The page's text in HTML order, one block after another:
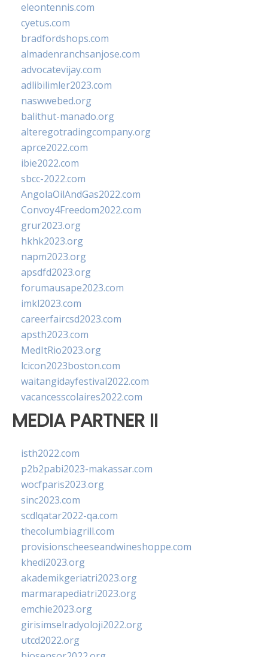
eleontennis.com
cyetus.com
bradfordshops.com
almadenranchsanjose.com
advocatevijay.com
adlibilimler2023.com
naswwebed.org
balithut-manado.org
alteregotradingcompany.org
aprce2022.com
ibie2022.com
sbcc-2022.com
AngolaOilAndGas2022.com
Convoy4Freedom2022.com
grur2023.org
hkhk2023.org
napm2023.org
apsdfd2023.org
forumausape2023.com
imkl2023.com
careerfaircsd2023.com
apsth2023.com
MedItRio2023.org
lcicon2023boston.com
waitangidayfestival2022.com
vacancesscolaires2022.com
MEDIA PARTNER II
isth2022.com
p2b2pabi2023-makassar.com
wocfparis2023.org
sinc2023.com
scdlqatar2022-qa.com
thecolumbiagrill.com
provisionscheeseandwineshoppe.com
khedi2023.org
akademikgeriatri2023.org
marmarapediatri2023.org
emchie2023.org
girisimselradyoloji2022.org
utcd2022.org